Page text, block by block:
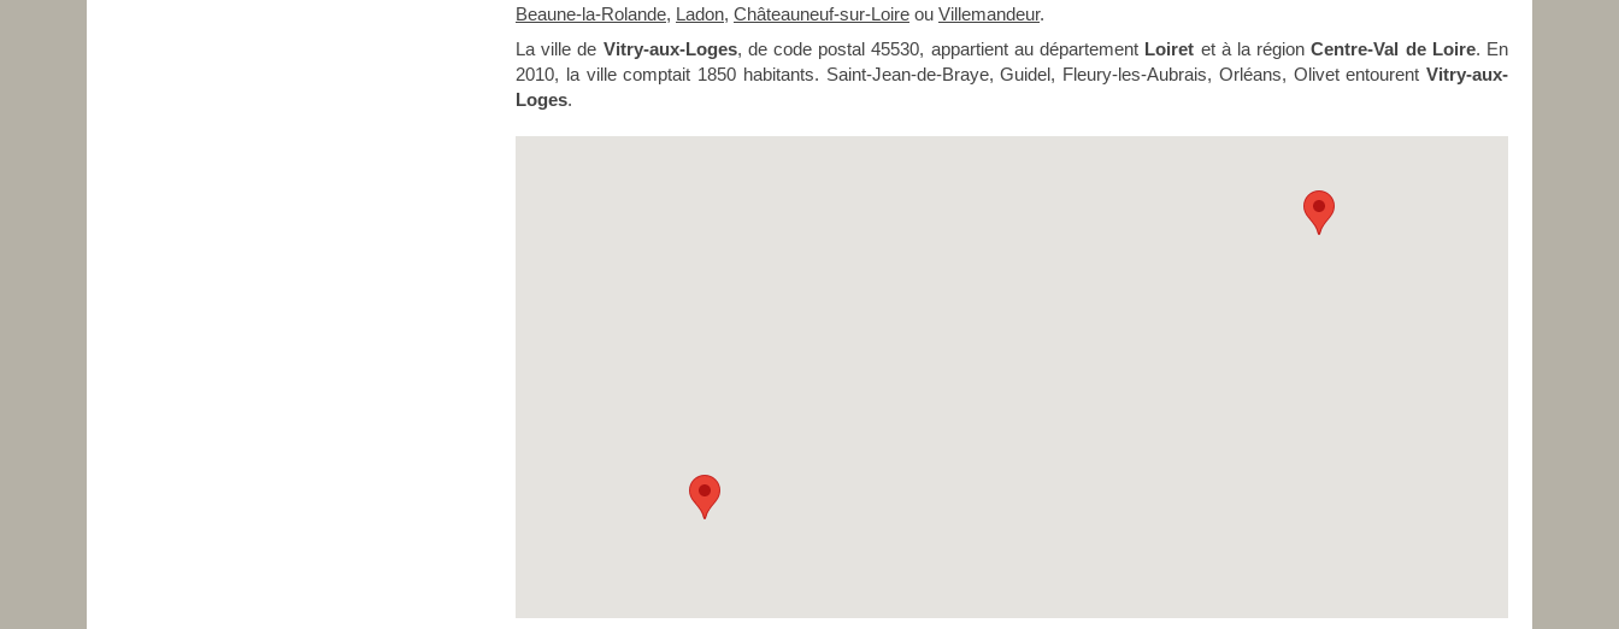
Beaune-la-Rolande, Ladon, Châteauneuf-sur-Loire ou Villemandeur.
La ville de Vitry-aux-Loges, de code postal 45530, appartient au département Loiret et à la régionCentre-Val de Loire. En
2010, la ville comptait 1850 habitants. Saint-Jean-de-Braye, Guidel, Fleury-les-Aubrais, Orléans, Olivet entourent Vitry-aux-
Loges.